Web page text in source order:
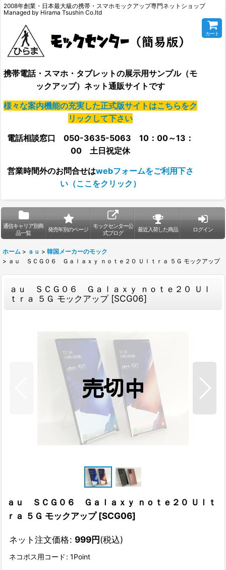
2008年創業・日本最大級の携帯・スマホモックアップ専門ネットショップ
Managed by Hirama Tsushin Co.ltd
携帯電話・スマホ・タブレットの展示用サンプル（モ
ックアップ）ネット通販サイトです
様々な案内機能の充実した正式版サイトはこちらをク
リックして下さい
電話相談窓口 050-3635-5063 10：00～13：
00 土日祝定休
営業時間外のお問合せはwebフォームをご利用下さ
い（ここをクリック）
カート
通信キャリア別商
品一覧
発売年別のページ
モックセンター公
式ブログ
最近入荷した商品 ログイン
ホーム > ａｕ > 韓国メーカーのモック
> ａｕ ＳＣＧ０６ Ｇａｌａｘｙ ｎｏｔｅ２０ Ｕｌｔｒａ ５Ｇ モックアップ
ａｕ ＳＣＧ０６ Ｇａｌａｘｙ ｎｏｔｅ２０ Ｕｌ
ｔｒａ ５Ｇ モックアップ [SCG06]
ａｕ ＳＣＧ０６ Ｇａｌａｘｙ ｎｏｔｅ２０ Ｕｌｔ
ｒａ ５Ｇ モックアップ [SCG06]
ネット注文価格: 999円(税込)
ネコポス用コード : 1Point